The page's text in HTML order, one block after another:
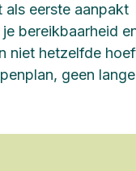
eerste aanpakt
bereikbaarheid
niet hetzelfde
geen